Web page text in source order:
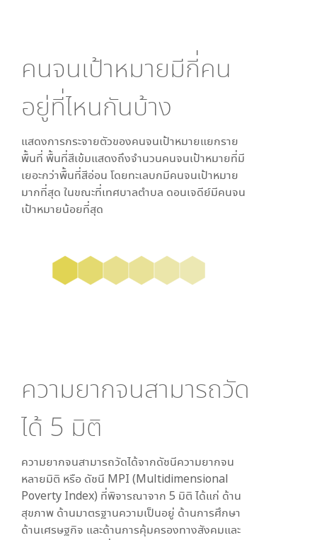
คนจนเป้าหมายมีกี่คน
อยู่ที่ไหนกันบ้าง
แสดงการกระจายตัวของคนจนเป้าหมายแยกราย
พื้นที่ พื้นที่สีเข้มแสดงถึงจำนวนคนจนเป้าหมายที่มี
เยอะกว่าพื้นที่สีอ่อน โดยทะเลบกมีคนจนเป้าหมาย
มากที่สุด ในขณะที่เทศบาลตำบล ดอนเจดีย์มีคนจน
เป้าหมายน้อยที่สุด
ความยากจนสามารถวัด
ได้ 5 มิติ
ความยากจนสามารถวัดได้จากดัชนีความยากจน
หลายมิติ หรือ ดัชนี MPI (Multidimensional
Poverty Index) ที่พิจารณาจาก 5 มิติ ได้แก่ ด้าน
สุขภาพ ด้านมาตรฐานความเป็นอยู่ ด้านการศึกษา
ด้านเศรษฐกิจ และด้านการคุ้มครองทางสังคมและ